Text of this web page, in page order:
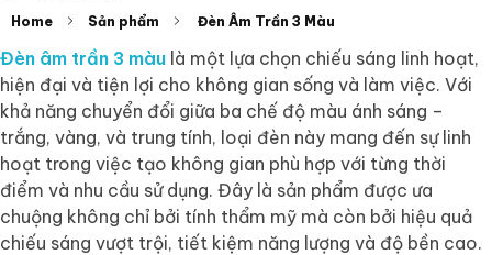
Home Sản phẩm Đèn Âm Trần 3 Màu
Đèn âm trần 3 màu là một lựa chọn chiếu sáng linh hoạt,
hiện đại và tiện lợi cho không gian sống và làm việc. Với
khả năng chuyển đổi giữa ba chế độ màu ánh sáng –
trắng, vàng, và trung tính, loại đèn này mang đến sự linh
hoạt trong việc tạo không gian phù hợp với từng thời
điểm và nhu cầu sử dụng. Đây là sản phẩm được ưa
chuộng không chỉ bởi tính thẩm mỹ mà còn bởi hiệu quả
chiếu sáng vượt trội, tiết kiệm năng lượng và độ bền cao.